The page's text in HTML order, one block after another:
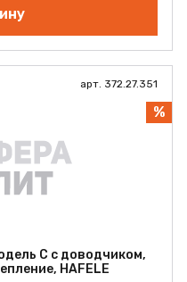
арт. 372.27.351
%
C с доводчиком,
HAFELE